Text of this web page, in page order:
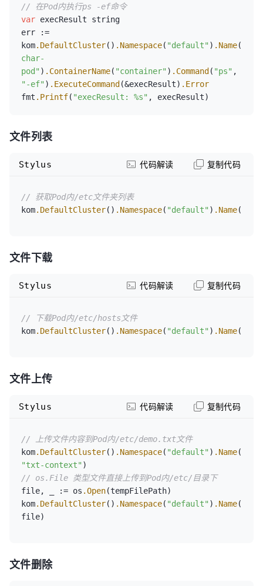
kom.DefaultCluster().Applier().Delete(yaml)
// 在Pod内执行ps -ef命令
var execResult string
err :=
kom.DefaultCluster() .Namespace( "default" ) .Name(
char-
pod" ) .ContainerName( "container" ) .Command ( "ps"
"-ef" ) .ExecuteCommand (&execResult) .Error
fmt .Printf( "execResult: %s" , execResult)
文件列表
// 获取Pod内/etc文件夹列表
kom.DefaultCluster() .Namespace( "default" ) .Name(
Stylus 代码解读 复制代码
文件下载
// 下载Pod内/etc/hosts文件
kom.DefaultCluster() .Namespace( "default" ) .Name(
Stylus 代码解读 复制代码
文件上传
// 上传文件内容到Pod内/etc/demo.txt文件
kom.DefaultCluster() .Namespace( "default" ) .Name(
"txt-context"
// os.File 类型文件直接上传到Pod内/etc/目录下
file, _ := os .Open(tempFilePath)
kom.DefaultCluster() .Namespace( "default" ) .Name(
file)
Stylus 代码解读 复制代码
文件删除